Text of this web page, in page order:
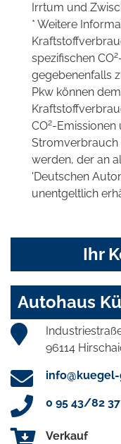
Irrtum und
* Weitere
spezifischen CO2
gegebenenfalls
Pkw können
CO2-Emissionen
Stromverbrauch
werden, der an
'Deutschen
unentgeltlich
Ihr
Autohaus
96114
0 95 43/82
Verkauf